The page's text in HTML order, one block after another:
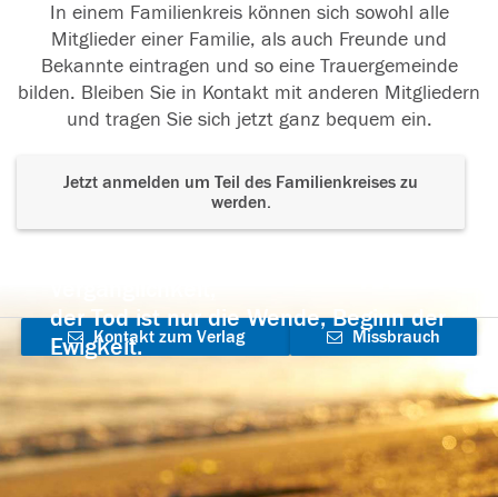
In einem Familienkreis können sich sowohl alle
Mitglieder einer Familie, als auch Freunde und
Bekannte eintragen und so eine Trauergemeinde
bilden. Bleiben Sie in Kontakt mit anderen Mitgliedern
und tragen Sie sich jetzt ganz bequem ein.
Jetzt anmelden um Teil des Familienkreises zu
werden.
der Tod ist nur die Wende, Beginn der
Ewigkeit.
Kontakt zum Verlag
aufnehmen
Missbrauch